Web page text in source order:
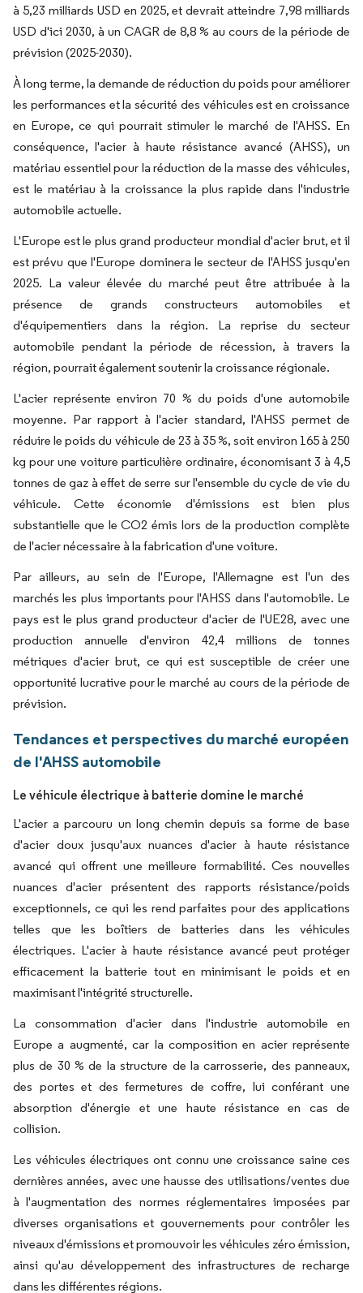
à 5,23 milliards USD en 2025, et devrait atteindre 7,98 milliards
USD d'ici 2030, à un CAGR de 8,8 % au cours de la période de
prévision (2025-2030).
À long terme, la demande de réduction du poids pour améliorer
les performances et la sécurité des véhicules est en croissance
en Europe, ce qui pourrait stimuler le marché de l'AHSS. En
conséquence, l'acier à haute résistance avancé (AHSS), un
matériau essentiel pour la réduction de la masse des véhicules,
est le matériau à la croissance la plus rapide dans l'industrie
automobile actuelle.
L'Europe est le plus grand producteur mondial d'acier brut, et il
est prévu que l'Europe dominera le secteur de l'AHSS jusqu'en
2025. La valeur élevée du marché peut être attribuée à la
présence de grands constructeurs automobiles et
d'équipementiers dans la région. La reprise du secteur
automobile pendant la période de récession, à travers la
région, pourrait également soutenir la croissance régionale.
L'acier représente environ 70 % du poids d'une automobile
moyenne. Par rapport à l'acier standard, l'AHSS permet de
réduire le poids du véhicule de 23 à 35 %, soit environ 165 à 250
kg pour une voiture particulière ordinaire, économisant 3 à 4,5
tonnes de gaz à effet de serre sur l'ensemble du cycle de vie du
véhicule. Cette économie d'émissions est bien plus
substantielle que le CO2 émis lors de la production complète
de l'acier nécessaire à la fabrication d'une voiture.
Par ailleurs, au sein de l'Europe, l'Allemagne est l'un des
marchés les plus importants pour l'AHSS dans l'automobile. Le
pays est le plus grand producteur d'acier de l'UE28, avec une
production annuelle d'environ 42,4 millions de tonnes
métriques d'acier brut, ce qui est susceptible de créer une
opportunité lucrative pour le marché au cours de la période de
prévision.
Tendances et perspectives du marché européen
de l'AHSS automobile
Le véhicule électrique à batterie domine le marché
L'acier a parcouru un long chemin depuis sa forme de base
d'acier doux jusqu'aux nuances d'acier à haute résistance
avancé qui offrent une meilleure formabilité. Ces nouvelles
nuances d'acier présentent des rapports résistance/poids
exceptionnels, ce qui les rend parfaites pour des applications
telles que les boîtiers de batteries dans les véhicules
électriques. L'acier à haute résistance avancé peut protéger
efficacement la batterie tout en minimisant le poids et en
maximisant l'intégrité structurelle.
La consommation d'acier dans l'industrie automobile en
Europe a augmenté, car la composition en acier représente
plus de 30 % de la structure de la carrosserie, des panneaux,
des portes et des fermetures de coffre, lui conférant une
absorption d'énergie et une haute résistance en cas de
collision.
Les véhicules électriques ont connu une croissance saine ces
dernières années, avec une hausse des utilisations/ventes due
à l'augmentation des normes réglementaires imposées par
diverses organisations et gouvernements pour contrôler les
niveaux d'émissions et promouvoir les véhicules zéro émission,
ainsi qu'au développement des infrastructures de recharge
dans les différentes régions.